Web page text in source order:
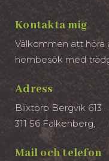
Kontakta mig
Välkommen att höra
hembesök med
Adress
Blixtorp Bergvik 613
311 56 Falkenberg,
Mail och telefon